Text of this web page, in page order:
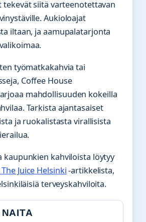
tekevät siitä varteenotettavan
Aukioloajat
iltaan, ja aamupalatarjonta
työmatkakahvia tai
Coffee House
mahdollisuuden kokeilla
Tarkista ajantasaiset
ja ruokalistasta virallisista
kaupunkien kahviloista löytyy
The Juice Helsinki-artikkelista,
terveyskahviloita.